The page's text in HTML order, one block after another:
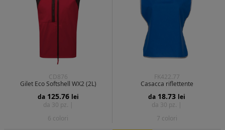
CD876
Gilet Eco Softshell WX2 (2L)
da 125.76 lei
da 30 pz. |
6 colori
FK422.77
Casacca riflettente
da 18.73 lei
da 30 pz. |
7 colori